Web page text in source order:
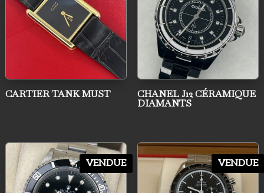
CARTIER TANK MUST CHANEL J12 CÉRAMIQUE
DIAMANTS
VENDUE VENDUE